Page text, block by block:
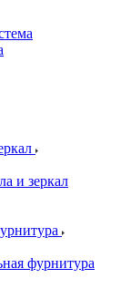
и зеркал
фурнитура